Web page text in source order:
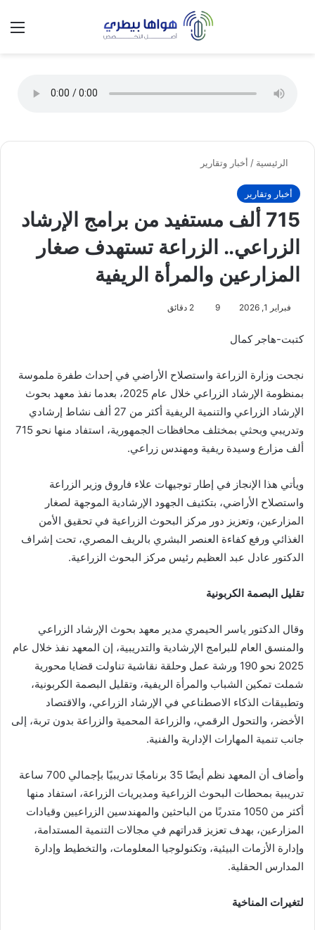
الوضع
الرئيسية / أخبار وتقارير
أخبار وتقارير
715 ألف مستفيد من برامج الإرشاد
الزراعي.. الزراعة تستهدف صغار
المزارعين والمرأة الريفية
فبراير 1, 2026 9
كتبت-هاجر كمال
نجحت وزارة الزراعة واستصلاح الأراضي في إحداث طفرة ملموسة
بمنظومة الإرشاد الزراعي خلال عام 2025، بعدما نفذ معهد بحوث
الإرشاد الزراعي والتنمية الريفية أكثر من 27 ألف نشاط إرشادي
وتدريبي وبحثي بمختلف محافظات الجمهورية، استفاد منها نحو 715
ألف مزارع وسيدة ريفية ومهندس زراعي.
ويأتي هذا الإنجاز في إطار توجيهات علاء فاروق وزير الزراعة
واستصلاح الأراضي، بتكثيف الجهود الإرشادية الموجهة لصغار
المزارعين، وتعزيز دور مركز البحوث الزراعية في تحقيق الأمن
الغذائي ورفع كفاءة العنصر البشري بالريف المصري، تحت إشراف
الدكتور عادل عبد العظيم رئيس مركز البحوث الزراعية.
تقليل البصمة الكربونية
وقال الدكتور ياسر الحيمري مدير معهد بحوث الإرشاد الزراعي
والمنسق العام للبرامج الإرشادية والتدريبية، إن المعهد نفذ خلال عام
2025 نحو 190 ورشة عمل وحلقة نقاشية تناولت قضايا محورية
شملت تمكين الشباب والمرأة الريفية، وتقليل البصمة الكربونية،
وتطبيقات الذكاء الاصطناعي في الإرشاد الزراعي، والاقتصاد
الأخضر، والتحول الرقمي، والزراعة المحمية والزراعة بدون تربة، إلى
جانب تنمية المهارات الإدارية والفنية.
وأضاف أن المعهد نظم أيضًا 35 برنامجًا تدريبيًا بإجمالي 700 ساعة
تدريبية بمحطات البحوث الزراعية ومديريات الزراعة، استفاد منها
أكثر من 1050 متدربًا من الباحثين والمهندسين الزراعيين وقيادات
المزارعين، بهدف تعزيز قدراتهم في مجالات التنمية المستدامة،
وإدارة الأزمات البيئية، وتكنولوجيا المعلومات، والتخطيط وإدارة
المدارس الحقلية.
لتغيرات المناخية